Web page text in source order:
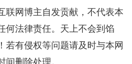
联网博主自发贡献，不代表本
何法律责任。天上不会到馅
若有侵权等问题请及时与本网
删除处理。